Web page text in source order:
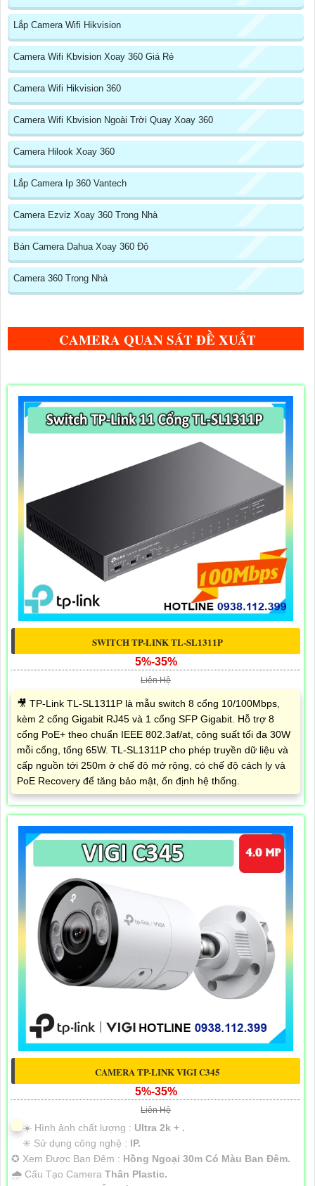
Lắp Camera Wifi Hikvision
Camera Wifi Kbvision Xoay 360 Giá Rẻ
Camera Wifi Hikvision 360
Camera Wifi Kbvision Ngoài Trời Quay Xoay 360
Camera Hilook Xoay 360
Lắp Camera Ip 360 Vantech
Camera Ezviz Xoay 360 Trong Nhà
Bán Camera Dahua Xoay 360 Độ
Camera 360 Trong Nhà
CAMERA QUAN SÁT ĐỀ XUẤT
SWITCH TP-LINK TL-SL1311P
5%-35%
Liên Hệ
🎥 TP-Link TL-SL1311P là mẫu switch 8 cổng 10/100Mbps,
kèm 2 cổng Gigabit RJ45 và 1 cổng SFP Gigabit. Hỗ trợ 8
cổng PoE+ theo chuẩn IEEE 802.3af/at, công suất tối đa 30W
mỗi cổng, tổng 65W. TL-SL1311P cho phép truyền dữ liệu và
cấp nguồn tới 250m ở chế độ mở rộng, có chế độ cách ly và
PoE Recovery để tăng bảo mật, ổn định hệ thống.
CAMERA TP-LINK VIGI C345
5%-35%
Liên Hệ
☀️ Hình ảnh chất lượng : Ultra 2k + .
✳️ Sử dụng công nghệ : IP.
✪ Xem Được Ban Đêm : Hồng Ngoại 30m Có Màu Ban Ðêm.
🌧️ Cấu Tạo Camera Thân Plastic.